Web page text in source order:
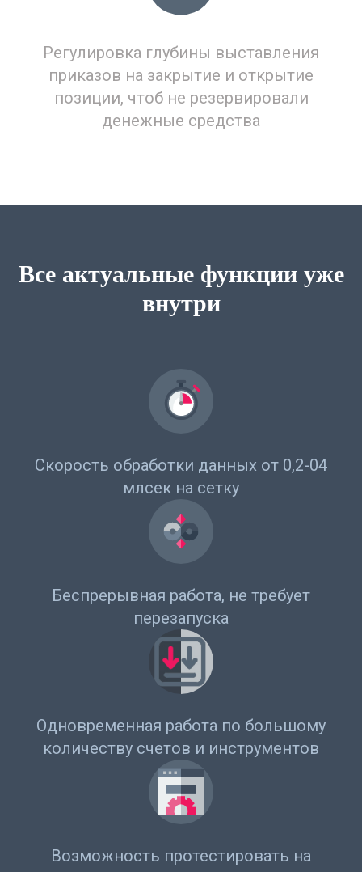
Регулировка глубины выставления
приказов на закрытие и открытие
позиции, чтоб не резервировали
денежные средства
Все актуальные функции уже
внутри
Скорость обработки данных от 0,2-04
млсек на сетку
Беспрерывная работа, не требует
перезапуска
Одновременная работа по большому
количеству счетов и инструментов
Возможность протестировать на